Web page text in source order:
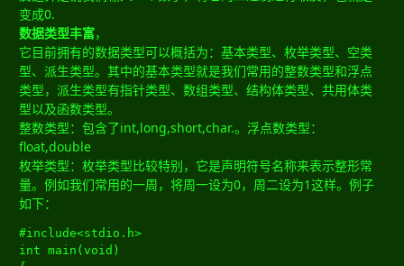
变成0.
数据类型丰富，
它目前拥有的数据类型可以概括为：基本类型、枚举类型、空类
型、派生类型。其中的基本类型就是我们常用的整数类型和浮点
类型，派生类型有指针类型、数组类型、结构体类型、共用体类
型以及函数类型。
整数类型：包含了int,long,short,char.。浮点数类型：
float,double
枚举类型：枚举类型比较特别，它是声明符号名称来表示整形常
量。例如我们常用的一周，将周一设为0，周二设为1这样。例子
如下：
#include<stdio.h>
int main (void )